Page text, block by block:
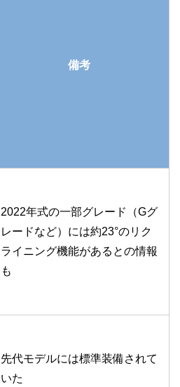
備考
2022年式の一部グレード（Gグ
レードなど）には約23°のリク
ライニング機能があるとの情報
も
先代モデルには標準装備されて
いた